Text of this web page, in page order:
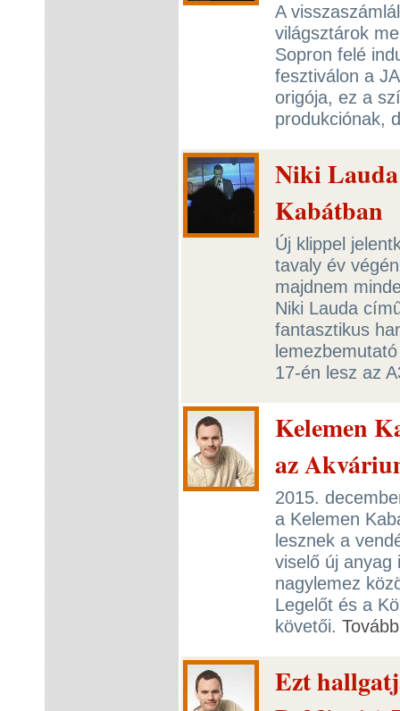
A
világsztárok
Sopron felé
fesztiválon a
origója, ez a
produkciónak,
Niki Lauda
Kabátban
Új klippel
tavaly év
majdnem
Niki Lauda
fantasztikus
17-én lesz az
Kelemen
az
2015.
a Kelemen
lesznek a
viselő új anyag
nagylemez
Legelőt és a
követői. Tovább
Ezt